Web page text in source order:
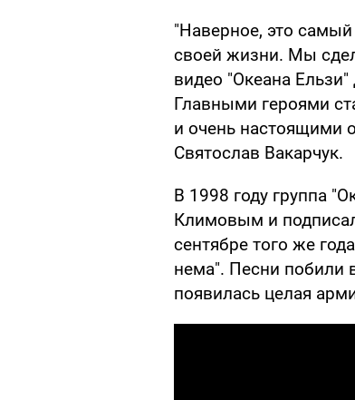
"Наверное, это
своей жизни. Мы
видео "Океана
Главными героями
и очень настоящими
Святослав Вакарчук.
В 1998 году группа
Климовым и
сентябре того же
нема". Песни побили
появилась целая